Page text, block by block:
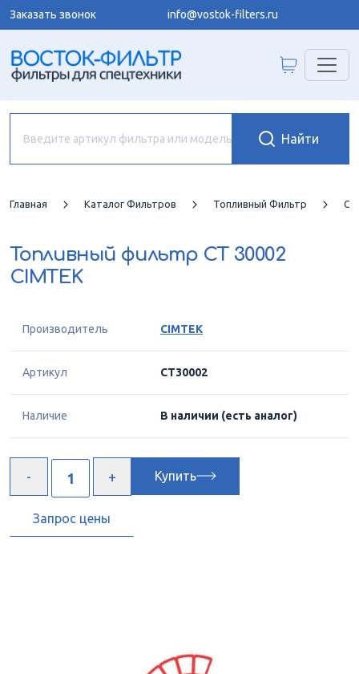
Заказать звонок info@vostok-filters.ru
Главная Каталог Фильтров Топливный Фильтр
Топливный фильтр CT 30002
CIMTEK
Производитель CIMTEK
Артикул CT30002
Наличие В наличии (есть аналог)
Купить
Запрос цены